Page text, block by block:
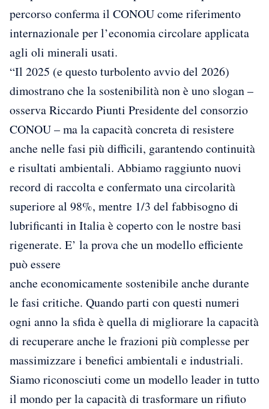
percorso conferma il CONOU come riferimento
internazionale per l’economia circolare applicata
agli oli minerali usati.
“Il 2025 (e questo turbolento avvio del 2026)
dimostrano che la sostenibilità non è uno slogan –
osserva Riccardo Piunti Presidente del consorzio
CONOU – ma la capacità concreta di resistere
anche nelle fasi più difficili, garantendo continuità
e risultati ambientali. Abbiamo raggiunto nuovi
record di raccolta e confermato una circolarità
superiore al 98%, mentre 1/3 del fabbisogno di
lubrificanti in Italia è coperto con le nostre basi
rigenerate. E’ la prova che un modello efficiente
può essere
anche economicamente sostenibile anche durante
le fasi critiche. Quando parti con questi numeri
ogni anno la sfida è quella di migliorare la capacità
di recuperare anche le frazioni più complesse per
massimizzare i benefici ambientali e industriali.
Siamo riconosciuti come un modello leader in tutto
il mondo per la capacità di trasformare un rifiuto